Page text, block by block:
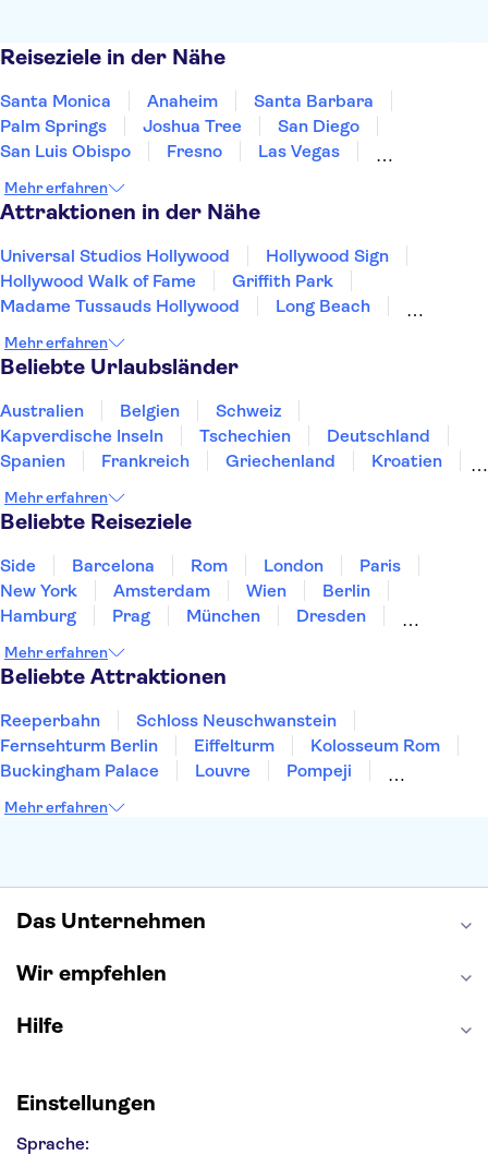
Reiseziele in der Nähe
Santa Monica Anaheim
Santa Barbara
Palm Springs
Joshua Tree
San Diego
San Luis Obispo
Fresno
Las Vegas
San Jose, California
San Francisco
South Lake Tahoe
Mehr erfahren
Attraktionen in der Nähe
Universal Studios Hollywood
Hollywood Sign
Hollywood Walk of Fame
Griffith Park
Madame Tussauds Hollywood
Long Beach
The Edge New York
Empire State Building
Rockefeller Center Top of the Rock
Circle Line Sightseeing Cruises
American Museum of Natural History
Intrepid Sea, Air & Space Museum
Mehr erfahren
Beliebte Urlaubsländer
Australien Belgien
Schweiz
Kapverdische Inseln
Tschechien
Deutschland
Spanien
Frankreich Griechenland
Kroatien
Norwegen
Polen
Mehr erfahren
Beliebte Reiseziele
Side Barcelona Rom London
Paris
New York
Amsterdam Wien
Berlin
Hamburg
Prag München
Dresden
Heidelberg
Bremen
Mehr erfahren
Beliebte Attraktionen
Reeperbahn
Schloss Neuschwanstein
Fernsehturm Berlin
Eiffelturm
Kolosseum Rom
Buckingham Palace
Louvre
Pompeji
Moulin Rouge
Mehr erfahren
Das Unternehmen
Wir empfehlen
Hilfe
Einstellungen
Sprache: